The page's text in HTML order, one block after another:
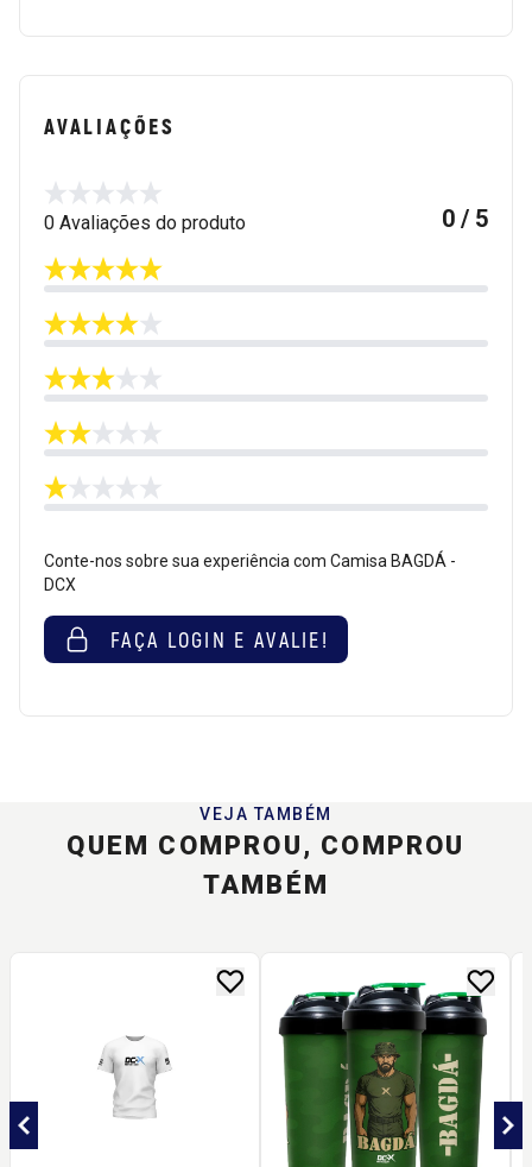
AVALIAÇÕES
0 Avaliações do produto 0 / 5
Conte-nos sobre sua experiência com Camisa BAGDÁ -
DCX
FAÇA LOGIN E AVALIE!
VEJA TAMBÉM
QUEM COMPROU, COMPROU
TAMBÉM